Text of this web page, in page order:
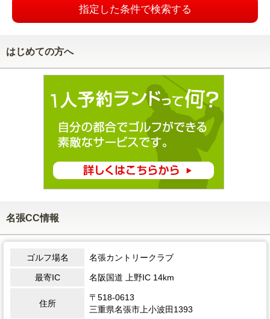
指定した条件で検索する
はじめての方へ
名張CC情報
ゴルフ場名 名張カントリークラブ
最寄IC 名阪国道 上野IC 14km
住所
〒518-0613
三重県名張市上小波田1393